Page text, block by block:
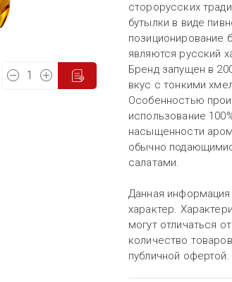
сторорусских
бутылки в виде
позиционирование
являются русский
Бренд запущен в
вкус с тонкими
Особенностью
использование
насыщенности
обычно
салатами.
Данная
характер.
могут отличаться
количество
публичной офертой.